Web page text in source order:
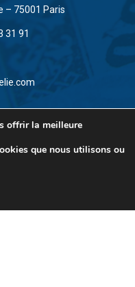
– 75001 Paris
31 91
offrir la meilleure
que nous utilisons ou